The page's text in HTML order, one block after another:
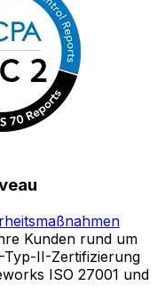
Kunden rund um
Typ-II-Zertifizierung
ISO 27001 und